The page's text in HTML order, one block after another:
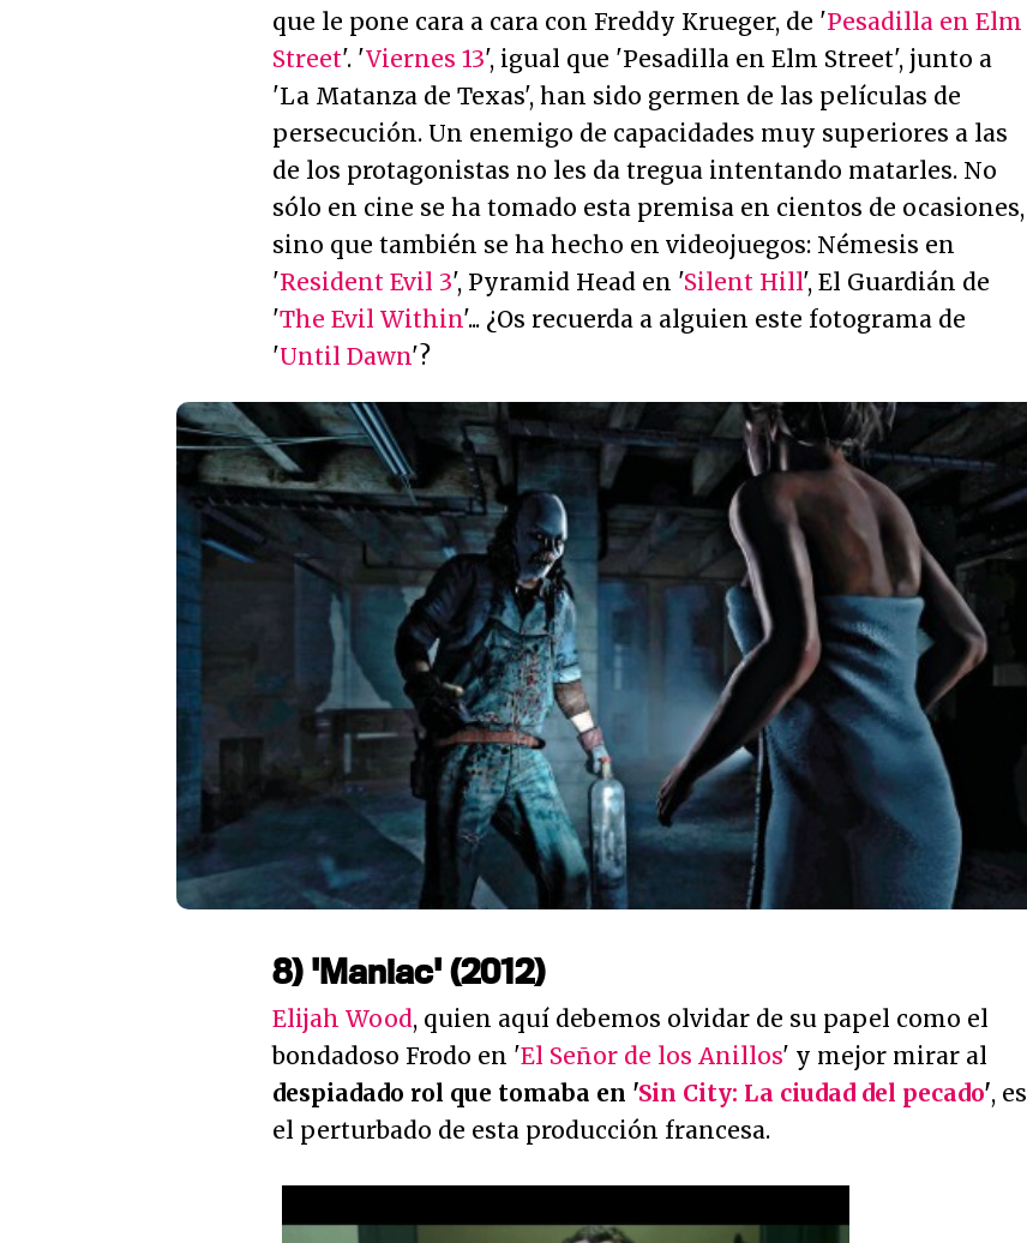
que le pone cara a cara con Freddy Krueger, de 'Pesadilla en Elm
Street'. 'Viernes 13', igual que 'Pesadilla en Elm Street', junto a
'La Matanza de Texas', han sido germen de las películas de
persecución. Un enemigo de capacidades muy superiores a las
de los protagonistas no les da tregua intentando matarles. No
sólo en cine se ha tomado esta premisa en cientos de ocasiones,
sino que también se ha hecho en videojuegos: Némesis en
'Resident Evil 3', Pyramid Head en 'Silent Hill', El Guardián de
'The Evil Within'... ¿Os recuerda a alguien este fotograma de
'Until Dawn'?
8) 'Maniac' (2012)
Elijah Wood, quien aquí debemos olvidar de su papel como el
bondadoso Frodo en 'El Señor de los Anillos' y mejor mirar al
despiadado rol que tomaba en 'Sin City: La ciudad del pecado', es
el perturbado de esta producción francesa.